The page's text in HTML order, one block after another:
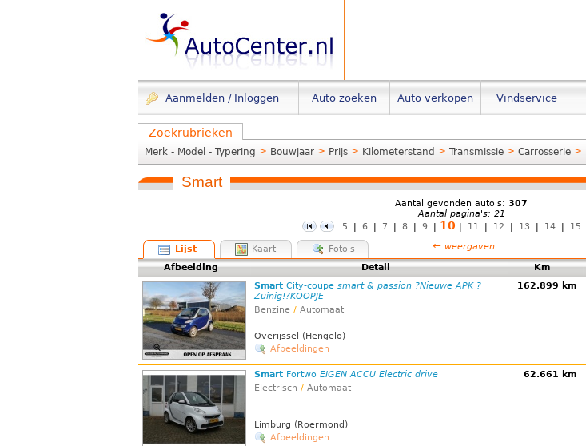
Aanmelden / Inloggen Auto zoeken Auto verkopen Vindservice
Zoekrubrieken
Merk - Model - Typering > Bouwjaar > Prijs > Kilometerstand > Transmissie > Carrosserie >
Smart
Aantal gevonden auto's: 307
Aantal pagina's: 21
5
| 6 | 7 | 8 | 9 | 10 | 11 | 12 | 13 | 14 | 15
Lijst Kaart Foto's ← weergaven
Afbeelding Detail Km
Smart City-coupe smart & passion ?Nieuwe APK ?
Zuinig!?KOOPJE
Benzine / Automaat
Overijssel (Hengelo)
Afbeeldingen
162.899 km
Smart Fortwo EIGEN ACCU Electric drive
Electrisch / Automaat
Limburg (Roermond)
Afbeeldingen
62.661 km